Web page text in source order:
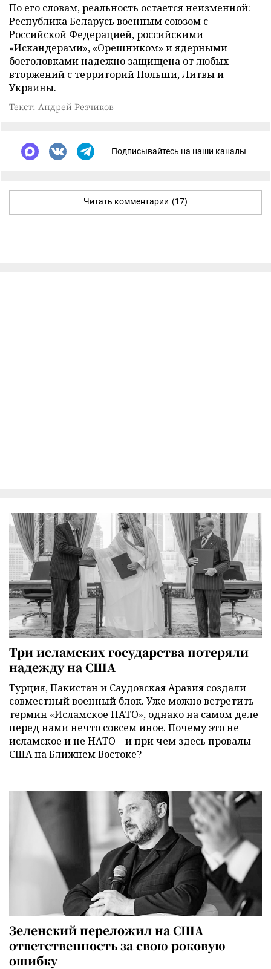
По его словам, реальность остается неизменной:
Республика Беларусь военным союзом с
Российской Федерацией, российскими
«Искандерами», «Орешником» и ядерными
боеголовками надежно защищена от любых
вторжений с территорий Польши, Литвы и
Украины.
Текст: Андрей Резчиков
Подписывайтесь на наши каналы
Читать комментарии (17)
Три исламских государства потеряли
надежду на США
Турция, Пакистан и Саудовская Аравия создали
совместный военный блок. Уже можно встретить
термин «Исламское НАТО», однако на самом деле
перед нами нечто совсем иное. Почему это не
исламское и не НАТО – и при чем здесь провалы
США на Ближнем Востоке?
Зеленский переложил на США
ответственность за свою роковую
ошибку